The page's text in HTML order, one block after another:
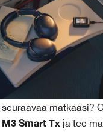
matkaasi?
M3 Smart Tx ja tee